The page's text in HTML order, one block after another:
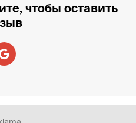
чтобы оставить